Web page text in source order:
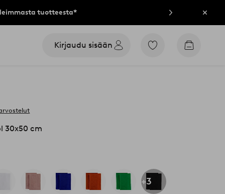
tuotteesta* Sulje
Kirjaudu sisään
Siirry
Siirry
30x50 cm
+3